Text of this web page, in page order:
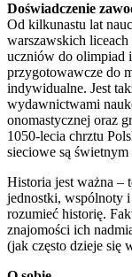
Doświadczenie
Od kilkunastu lat
warszawskich
uczniów do olimpiad
przygotowawcze do
indywidualne. Jest
wydawnictwami
onomastycznej oraz
1050-lecia chrztu
sieciowe są
Historia jest ważna –
jednostki, wspólnoty
rozumieć historię.
znajomości ich
(jak często dzieje się